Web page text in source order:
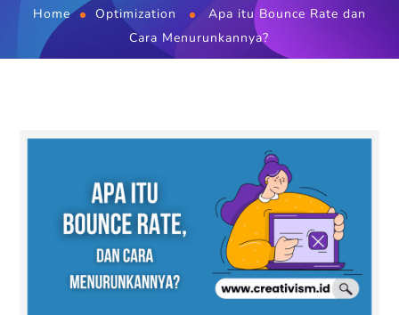
Home Optimization
Apa itu Bounce Rate dan
Cara Menurunkannya?